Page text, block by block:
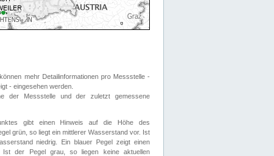
mehr Detailinformationen pro Messstelle -
- eingesehen werden.
der Messstelle und der zuletzt gemessene
gibt einen Hinweis auf die Höhe des
grün, so liegt ein mittlerer Wasserstand vor. Ist
niedrig. Ein blauer Pegel zeigt einen
Ist der Pegel grau, so liegen keine aktuellen